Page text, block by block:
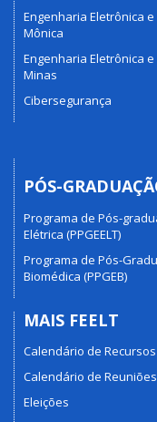
Engenharia Eletrônica
Mônica
Engenharia Eletrônica
Minas
Cibersegurança
PÓS-
Programa de Pós-
Elétrica (PPGEELT)
Programa de Pós-
Biomédica (PPGEB)
MAIS FEELT
Calendário de Recursos
Calendário de Reuniões
Eleições